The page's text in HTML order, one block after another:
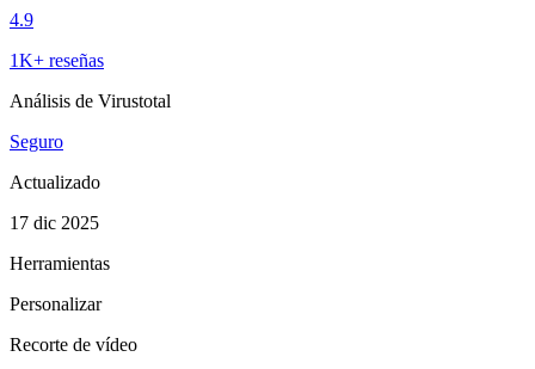
4.9
1K+ reseñas
Análisis de Virustotal
Seguro
Actualizado
17 dic 2025
Herramientas
Personalizar
Recorte de vídeo